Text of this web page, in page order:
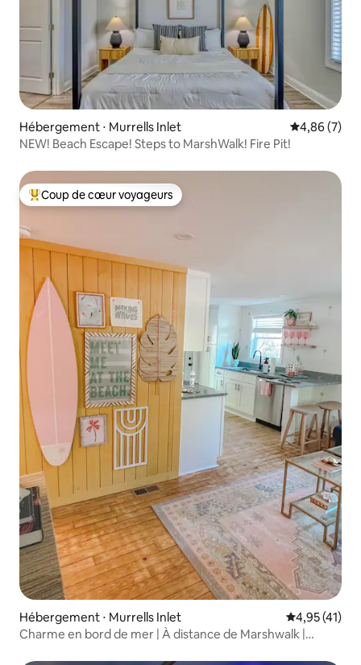
Hébergement ⋅ Murrells Inlet Évaluation
4,86 (7)
NEW! Beach Escape! Steps to MarshWalk! Fire Pit!
Coups de cœur voyageurs les plus appréciés
Coup de cœur voyageurs
Hébergement ⋅ Murrells Inlet Évaluation
4,95 (41)
Charme en bord de mer | À distance de Marshwalk |